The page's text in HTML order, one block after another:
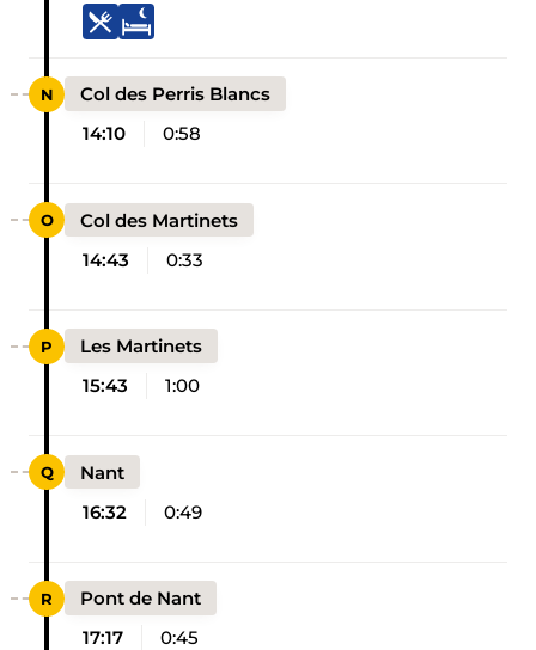
Col des Perris Blancs
14:10
0:58
Col des Martinets
14:43
0:33
Les Martinets
15:43
1:00
Nant
16:32
0:49
Pont de Nant
17:17
0:45